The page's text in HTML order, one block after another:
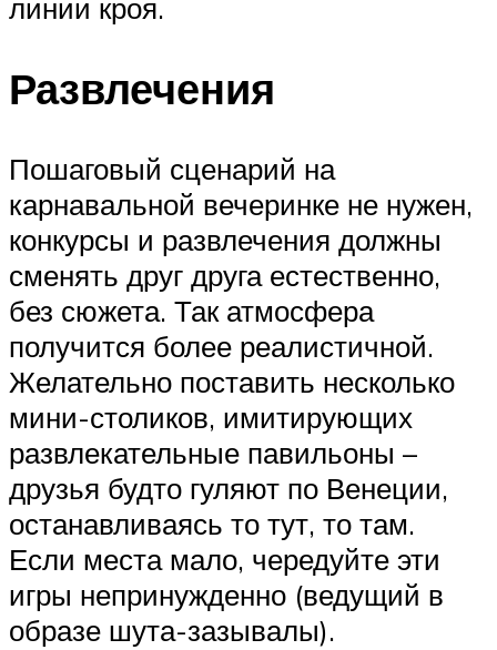
линии кроя.
Развлечения
Пошаговый сценарий на
карнавальной вечеринке не нужен,
конкурсы и развлечения должны
сменять друг друга естественно,
без сюжета. Так атмосфера
получится более реалистичной.
Желательно поставить несколько
мини-столиков, имитирующих
развлекательные павильоны –
друзья будто гуляют по Венеции,
останавливаясь то тут, то там.
Если места мало, чередуйте эти
игры непринужденно (ведущий в
образе шута-зазывалы).